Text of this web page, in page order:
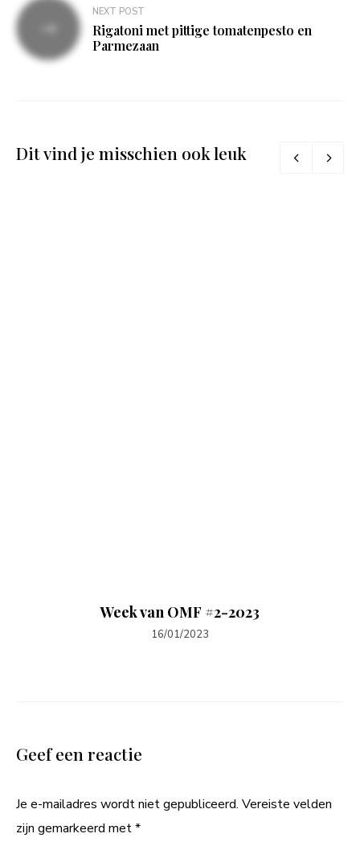
NEXT POST
Rigatoni met pittige tomatenpesto en
Parmezaan
Dit vind je misschien ook leuk
Week van OMF #2-2023
16/01/2023
Geef een reactie
Je e-mailadres wordt niet gepubliceerd. Vereiste velden
zijn gemarkeerd met*